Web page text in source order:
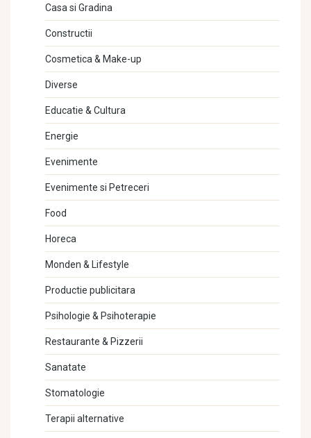
Casa si Gradina
Constructii
Cosmetica & Make-up
Diverse
Educatie & Cultura
Energie
Evenimente
Evenimente si Petreceri
Food
Horeca
Monden & Lifestyle
Productie publicitara
Psihologie & Psihoterapie
Restaurante & Pizzerii
Sanatate
Stomatologie
Terapii alternative